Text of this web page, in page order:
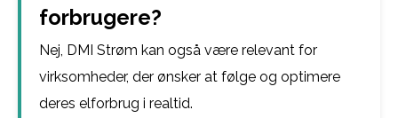
forbrugere?
Nej, DMI Strøm kan også være relevant for
virksomheder, der ønsker at følge og optimere
deres elforbrug i realtid.